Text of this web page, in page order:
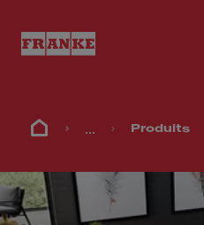
... Produits